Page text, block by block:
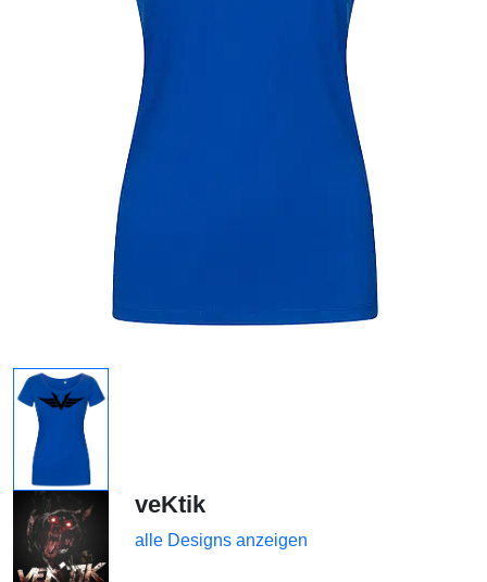
veKtik
alle Designs anzeigen